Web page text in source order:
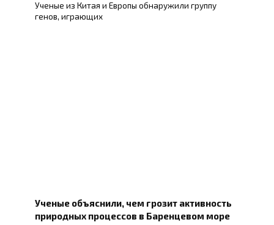
Ученые из Китая и Европы обнаружили группу
генов, играющих
Ученые объяснили, чем грозит активность
природных процессов в Баренцевом море